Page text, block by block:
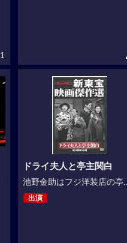
1
ドライ夫人と亭主関白
池野金助はフジ洋装店の亭...
出演